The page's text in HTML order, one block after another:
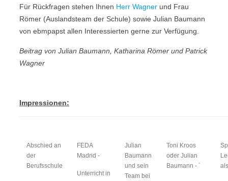
Für Rückfragen stehen Ihnen Herr Wagner und Frau
Römer (Auslandsteam der Schule) sowie Julian Baumann
von ebmpapst allen Interessierten gerne zur Verfügung.
Beitrag von Julian Baumann, Katharina Römer und Patrick
Wagner
Impressionen:
Abschied an
der
Berufsschule
FEDA
Madrid -
Unterricht in
Julian
Baumann
und sein
Team bei
Toni Kroos
oder Julian
Baumann - ´
als